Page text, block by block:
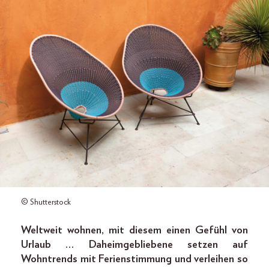
© Shutterstock
Weltweit wohnen, mit diesem einen Gefühl von
Urlaub … Daheimgebliebene setzen auf
Wohntrends mit Ferienstimmung und verleihen so